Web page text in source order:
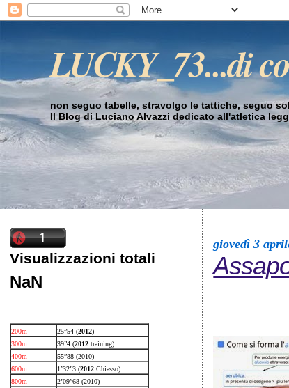
LUCKY_73...di
non seguo tabelle, stravolgo le tattiche, seguo
Il Blog di Luciano Alvazzi dedicato all'atletica
Visualizzazioni totali
NaN
200m 25”54 (2012)
300m
39”4 (2012 training)
400m
55”88 (2010)
600m
1’32”3 (2012 Chiasso)
800m
2’09”68 (2010)
giovedì 3